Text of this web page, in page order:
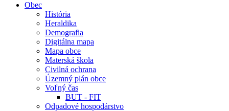
Obec
História
Heraldika
Demografia
Digitálna mapa
Mapa obce
Materská škola
Civilná ochrana
Územný plán obce
Voľný čas
BUT - FIT
Odpadové hospodárstvo